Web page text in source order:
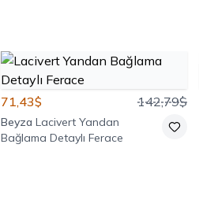
71,43$ 142,79$
Beyza Lacivert Yandan
Bağlama Detaylı Ferace